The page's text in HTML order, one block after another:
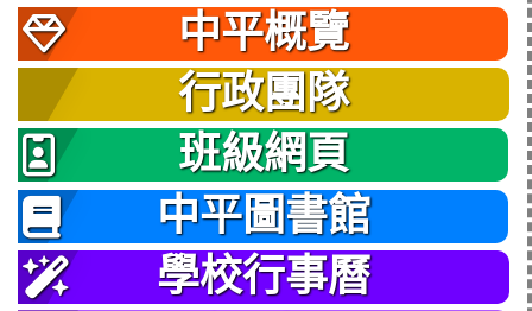
中平概覽
行政團隊
班級網頁
中平圖書館
學校行事曆